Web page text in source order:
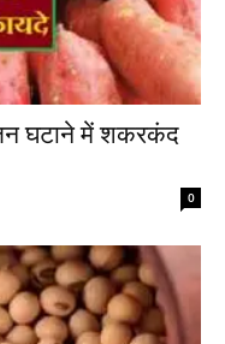
घटाने में शकरकंद
0